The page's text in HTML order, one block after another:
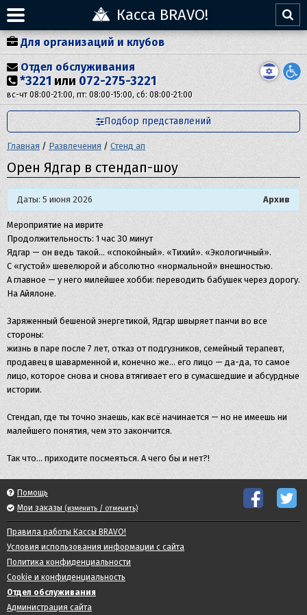
Касса BRAVO!
Для организаций и клубов
Отдел обслуживания
*3221 или 072-275-3221
вс-чт 08:00-21:00, пт: 08:00-15:00, сб: 08:00-21:00
Подбор представлений
Главная / Развлечения / Стенд ап
Орен Ядгар в стендап-шоу
Архив
Даты: 5 июня 2026
Мероприятие на иврите
Продолжительность: 1 час 30 минут
Ядгар — он ведь такой… «спокойный». «Тихий». «Экологичный».
С «густой» шевелюрой и абсолютно «нормальной» внешностью.
А главное — у него милейшее хобби: переводить бабушек через дорогу.
На Айялоне.
Заряженный бешеной энергетикой, Ядгар швыряет панчи во все
стороны:
жизнь в паре после 7 лет, отказ от подгузников, семейный терапевт,
продавец в шаварменной и, конечно же… его лицо — да-да, то самое
лицо, которое снова и снова втягивает его в сумасшедшие и абсурдные
истории.
Стендап, где ты точно знаешь, как всё начинается — но не имеешь ни
малейшего понятия, чем это закончится.
Так что… приходите посмеяться. А чего бы и нет?!
Помощь
Мои заказы (изменить / отменить)
Правила работы Кассы BRAVO!
Условия использования информации с сайта
Политика конфиденциальности
Cookie и конфиденциальность
Отдел обслуживания
Администрация сайта